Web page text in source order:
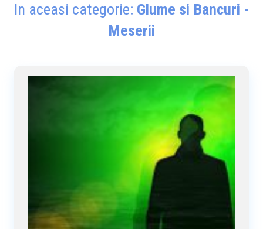
In aceasi categorie: Glume si Bancuri -
Meserii